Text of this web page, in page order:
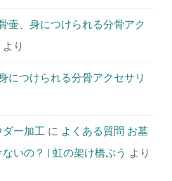
壷、身につけられる分骨アク
より
につけられる分骨アクセサリ
ー加工 に よくある質問 お墓
いの？ | 虹の架け橋ぷう より